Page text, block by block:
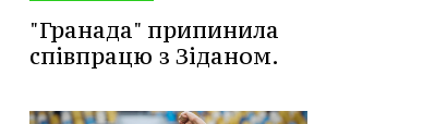
"Гранада" припинила
співпрацю з Зіданом.